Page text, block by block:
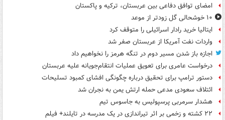
امضای توافق دفاعی بین عربستان، ترکیه و پاکستان
۱۰ خوشحالی گل زودتر از موعد
ایتالیا خرید رادار اسرائیلی را متوقف کرد
واردات نفت آمریکا از عربستان صفر شد
اجازه باز شدن مسیر دوم در تنگه هرمز را نخواهیم داد
درخواست عامری برای تعویق عملیات انتقام‌جویانه علیه عربستان
دستور ترامپ برای تحقیق درباره چگونگی افشای کمبود تسلیحات
ائتلاف سعودی مدعی حمله ارتش یمن به نجران شد
هشدار سرمربی پرسپولیس به جاسوس تیم
۲۲ کشته و زخمی بر اثر تیراندازی در یک مدرسه در تایلند+ فیلم